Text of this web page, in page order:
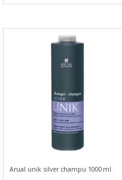
Arual unik silver champu 1000ml